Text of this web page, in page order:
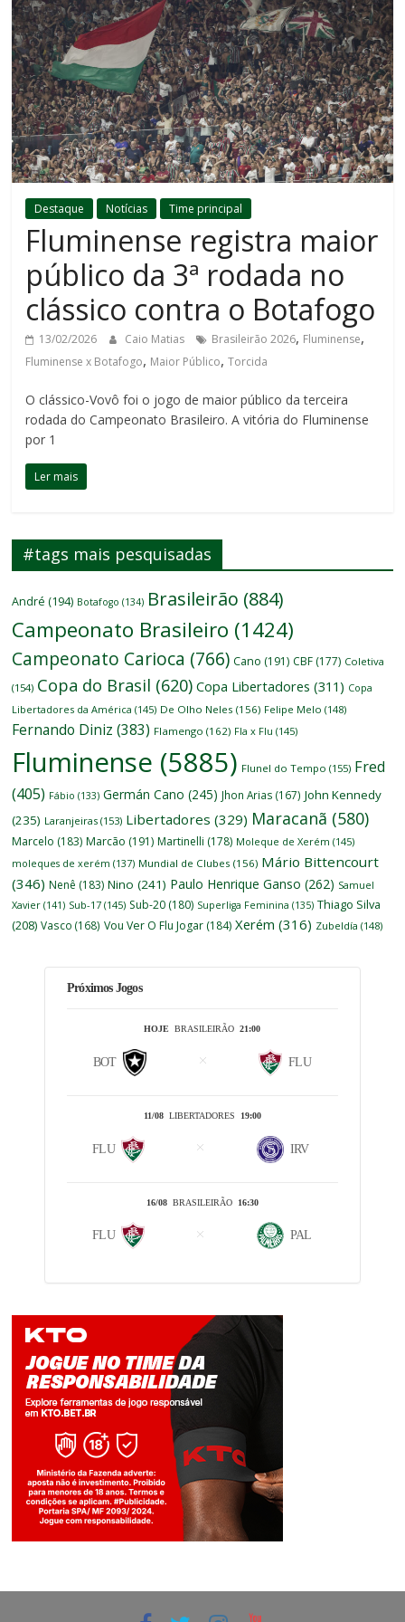
Destaque Notícias Time principal
Fluminense registra maior
público da 3ª rodada no
clássico contra o Botafogo
13/02/2026 Caio Matias Brasileirão 2026, Fluminense,
Fluminense x Botafogo, Maior Público,Torcida
O clássico-Vovô foi o jogo de maior público da terceira
rodada do Campeonato Brasileiro. A vitória do Fluminense
por 1
Ler mais
#tags mais pesquisadas
André (194) Botafogo (134) Brasileirão (884)
Campeonato Brasileiro (1424)
Campeonato Carioca (766) Cano (191) CBF (177) Coletiva
(154) Copa do Brasil (620) Copa Libertadores (311) Copa
Libertadores da América (145) De Olho Neles (156) Felipe Melo (148)
Fernando Diniz (383) Flamengo (162) Fla x Flu (145)
Fluminense (5885) Flunel do Tempo (155) Fred
(405) Fábio (133) Germán Cano (245) Jhon Arias (167) John Kennedy
(235) Laranjeiras (153) Libertadores (329) Maracanã (580)
Marcelo (183) Marcão (191) Martinelli (178) Moleque de Xerém (145)
moleques de xerém (137) Mundial de Clubes (156) Mário Bittencourt
(346) Nenê (183) Nino (241) Paulo Henrique Ganso (262) Samuel
Xavier (141) Sub-17 (145) Sub-20 (180) Superliga Feminina (135) Thiago Silva
(208) Vasco (168) Vou Ver O Flu Jogar (184) Xerém (316) Zubeldía (148)
Próximos Jogos
HOJE BRASILEIRÃO21:00
BOT FLU
11/08LIBERTADORES 19:00
FLU IRV
16/08BRASILEIRÃO 16:30
FLU PAL